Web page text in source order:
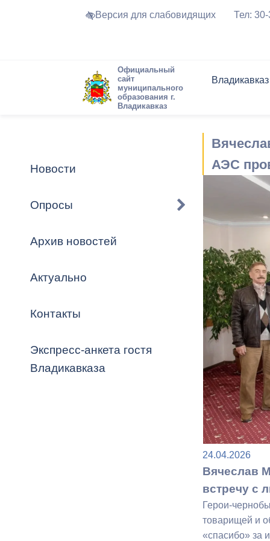
Версия для слабовидящих Тел:
Официальный
сайт
муниципального
образования г.
Владикавказ
Владикавказ
Устав
Города-
городского
Торги и
Программа
Формы
ОРВ и
Оценка
местного
Открытые
проверок
Обратная
Комиссии
График
Новостная
Актуально
Новости
Опросы
Архив новостей
Актуально
Контакты
Экспресс-анкета гостя
Владикавказа
АЭС
24.04.2026
Вячеслав
встречу с
Герои-
товарищей и
«спасибо» за